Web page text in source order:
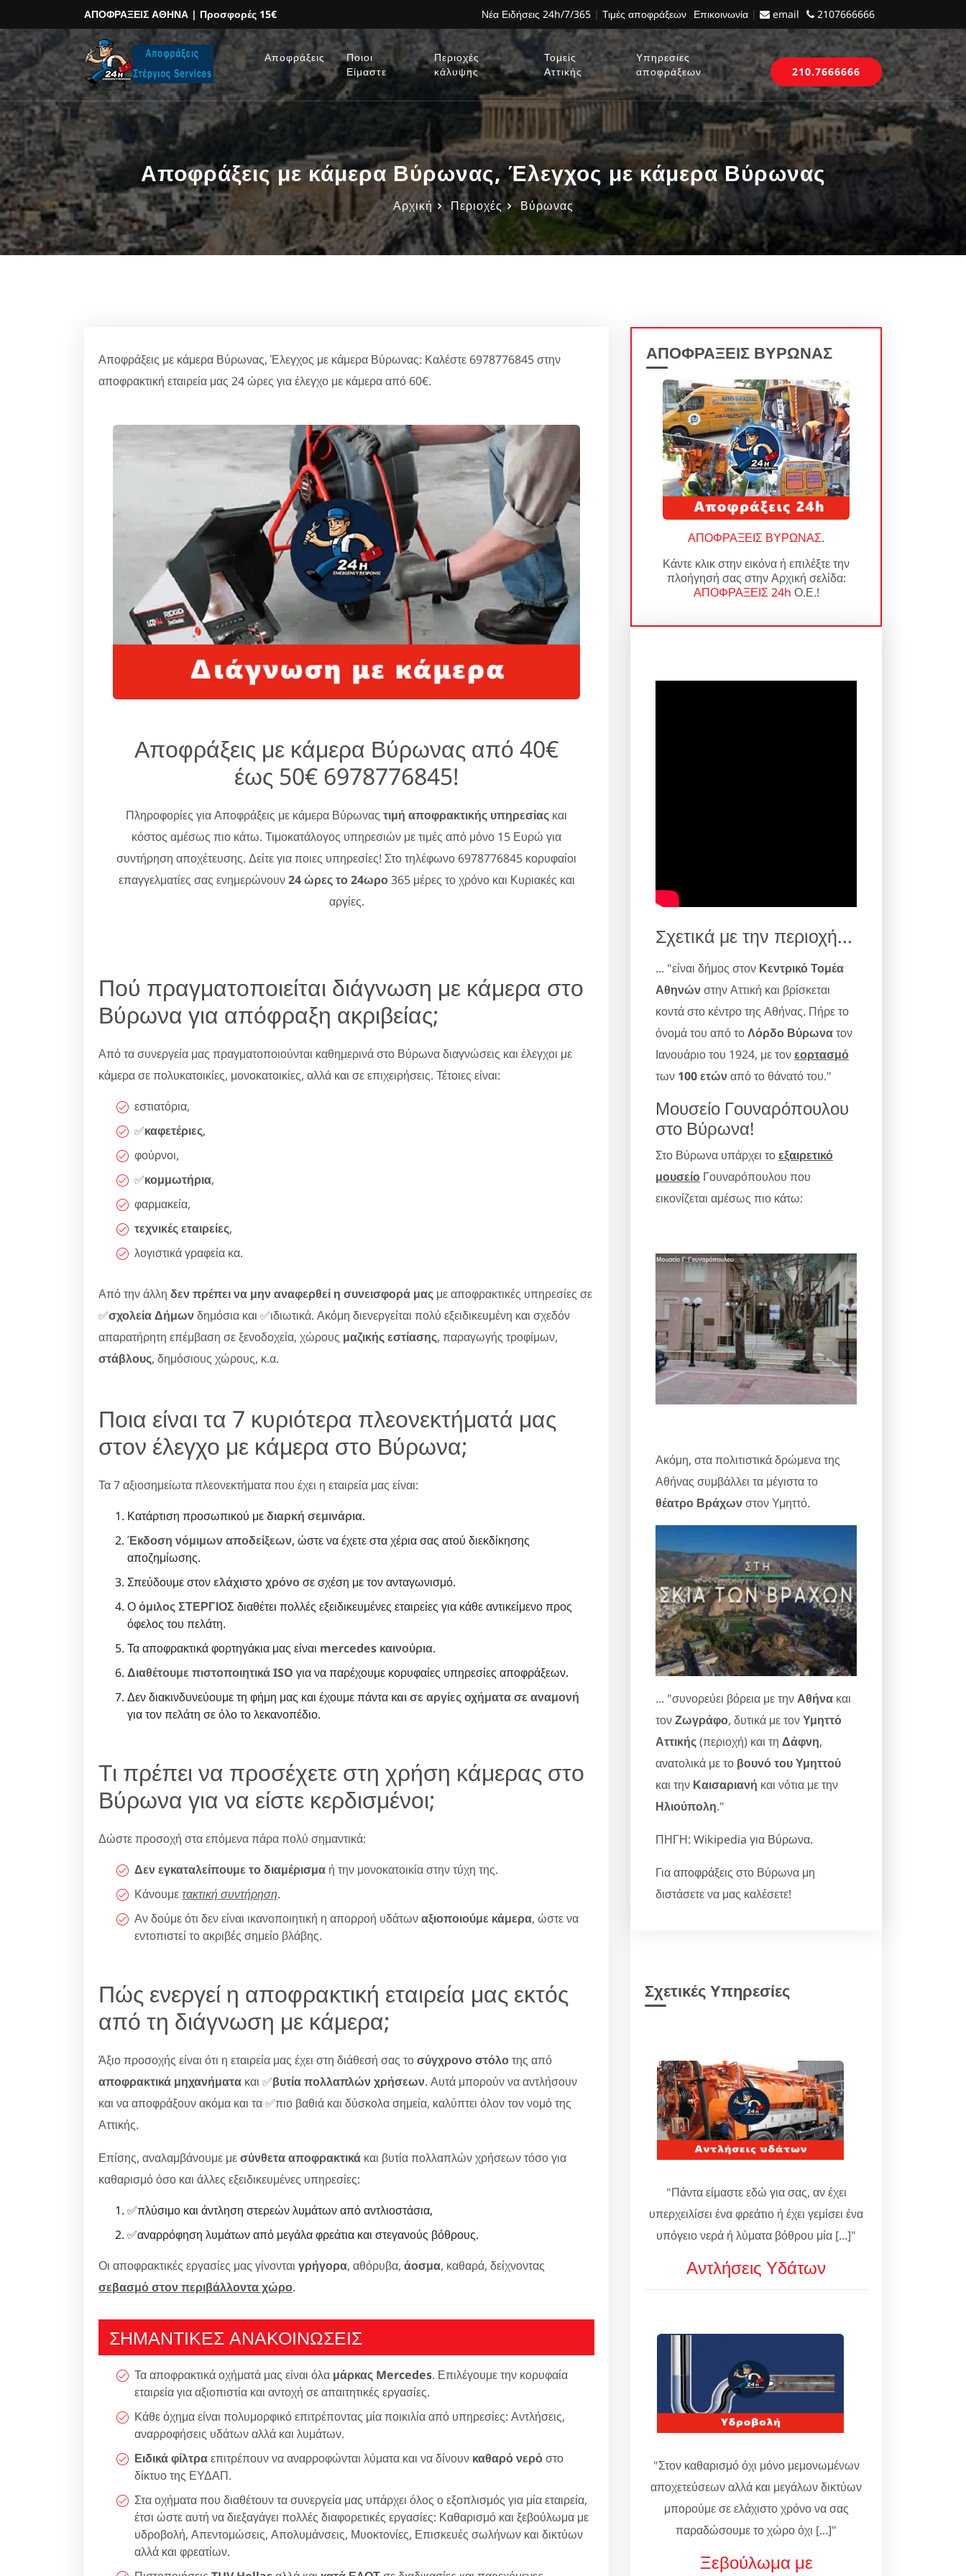
ΑΠΟΦΡΑΞΕΙΣ ΑΘΗΝΑ | Προσφορές 15€ Νέα Ειδήσεις 24h/7/365 | Τιμές αποφράξεων Επικοινωνία | email 2107666666
Αποφράξεις
Ποιοι
Είμαστε
Περιοχές
κάλυψης
Τομείς
Αττικής
Υπηρεσίες
αποφράξεων
210.7666666
Αποφράξεις με κάμερα Βύρωνας, Έλεγχος με κάμερα Βύρωνας
Αρχική Περιοχές Βύρωνας
Αποφράξεις με κάμερα Βύρωνας, Έλεγχος με κάμερα Βύρωνας: Καλέστε 6978776845 στην
αποφρακτική εταιρεία μας 24 ώρες για έλεγχο με κάμερα από 60€.
Αποφράξεις με κάμερα Βύρωνας από 40€
έως 50€ 6978776845!
Πληροφορίες για Αποφράξεις με κάμερα Βύρωνας τιμή αποφρακτικής υπηρεσίας και
κόστος αμέσως πιο κάτω. Τιμοκατάλογος υπηρεσιών με τιμές από μόνο 15 Ευρώ για
συντήρηση αποχέτευσης. Δείτε για ποιες υπηρεσίες! Στο τηλέφωνο 6978776845 κορυφαίοι
επαγγελματίες σας ενημερώνουν24 ώρες το 24ωρο365 μέρες το χρόνο και Κυριακές και
αργίες.
Πού πραγματοποιείται διάγνωση με κάμερα στο
Βύρωνα για απόφραξη ακριβείας;
Από τα συνεργεία μας πραγματοποιούνται καθημερινά στο Βύρωνα διαγνώσεις και έλεγχοι με
κάμερα σε πολυκατοικίες, μονοκατοικίες, αλλά και σε επιχειρήσεις. Τέτοιες είναι:
εστιατόρια,
✅καφετέριες,
φούρνοι,
✅κομμωτήρια,
φαρμακεία,
τεχνικές εταιρείες,
λογιστικά γραφεία κα.
Από την άλλη δεν πρέπει να μην αναφερθεί η συνεισφορά μας με αποφρακτικές υπηρεσίες σε
✅σχολεία Δήμωνδημόσια και ✅ιδιωτικά. Ακόμη διενεργείται πολύ εξειδικευμένη και σχεδόν
απαρατήρητη επέμβαση σε ξενοδοχεία, χώρους μαζικής εστίασης, παραγωγής τροφίμων,
στάβλους, δημόσιους χώρους, κ.α.
Ποια είναι τα 7 κυριότερα πλεονεκτήματά μας
στον έλεγχο με κάμερα στο Βύρωνα;
Τα 7 αξιοσημείωτα πλεονεκτήματα που έχει η εταιρεία μας είναι:
Κατάρτιση προσωπικού μεδιαρκή σεμινάρια.
Έκδοση νόμιμων αποδείξεων, ώστε να έχετε στα χέρια σας ατού διεκδίκησης
αποζημίωσης.
Σπεύδουμε στονελάχιστο χρόνοσε σχέση με τον ανταγωνισμό.
Οόμιλος ΣΤΕΡΓΙΟΣ διαθέτει πολλές εξειδικευμένες εταιρείες για κάθε αντικείμενο προς
όφελος του πελάτη.
Τα αποφρακτικά φορτηγάκια μας είναι mercedes καινούρια.
Διαθέτουμε πιστοποιητικά ISO για να παρέχουμε κορυφαίες υπηρεσίες αποφράξεων.
Δεν διακινδυνεύουμε τη φήμη μας και έχουμε πάντα και σε αργίες οχήματα σε αναμονή
για τον πελάτη σε όλο το λεκανοπέδιο.
Τι πρέπει να προσέχετε στη χρήση κάμερας στο
Βύρωνα για να είστε κερδισμένοι;
Δώστε προσοχή στα επόμενα πάρα πολύ σημαντικά:
Δεν εγκαταλείπουμε το διαμέρισμα ή την μονοκατοικία στην τύχη της.
Κάνουμετακτική συντήρηση.
Αν δούμε ότι δεν είναι ικανοποιητική η απορροή υδάτωναξιοποιούμε κάμερα, ώστε να
εντοπιστεί το ακριβές σημείο βλάβης.
Πώς ενεργεί η αποφρακτική εταιρεία μας εκτός
από τη διάγνωση με κάμερα;
Άξιο προσοχής είναι ότι η εταιρεία μας έχει στη διάθεσή σας τοσύγχρονο στόλοτης από
αποφρακτικά μηχανήματα και ✅βυτία πολλαπλών χρήσεων. Αυτά μπορούν να αντλήσουν
και να αποφράξουν ακόμα και τα ✅πιο βαθιά και δύσκολα σημεία, καλύπτει όλον τον νομό της
Αττικής.
Επίσης, αναλαμβάνουμε μεσύνθετα αποφρακτικά και βυτία πολλαπλών χρήσεων τόσο για
καθαρισμό όσο και άλλες εξειδικευμένες υπηρεσίες:
✅πλύσιμο και άντληση στερεών λυμάτων από αντλιοστάσια,
✅αναρρόφηση λυμάτων από μεγάλα φρεάτια και στεγανούς βόθρους.
Οι αποφρακτικές εργασίες μας γίνονται γρήγορα, αθόρυβα, άοσμα, καθαρά, δείχνοντας
σεβασμό στον περιβάλλοντα χώρο.
ΣΗΜΑΝΤΙΚΕΣ ΑΝΑΚΟΙΝΩΣΕΙΣ
Τα αποφρακτικά οχήματά μας είναι όλα μάρκας Mercedes. Επιλέγουμε την κορυφαία
εταιρεία για αξιοπιστία και αντοχή σε απαιτητικές εργασίες.
Κάθε όχημα είναι πολυμορφικό επιτρέποντας μία ποικιλία από υπηρεσίες: Αντλήσεις,
αναρροφήσεις υδάτων αλλά και λυμάτων.
Ειδικά φίλτραεπιτρέπουν να αναρροφώνται λύματα και να δίνουν καθαρό νερόστο
δίκτυο της ΕΥΔΑΠ.
Στα οχήματα που διαθέτουν τα συνεργεία μας υπάρχει όλος ο εξοπλισμός για μία εταιρεία,
έτσι ώστε αυτή να διεξαγάγει πολλές διαφορετικές εργασίες: Καθαρισμό και ξεβούλωμα με
υδροβολή, Απεντομώσεις, Απολυμάνσεις, Μυοκτονίες, Επισκευές σωλήνων και δικτύων
αλλά και φρεατίων.
ΑΠΟΦΡΑΞΕΙΣ ΒΥΡΩΝΑΣ
ΑΠΟΦΡΑΞΕΙΣ ΒΥΡΩΝΑΣ.
Κάντε κλικ στην εικόνα ή επιλέξτε την
πλοήγησή σας στην Αρχική σελίδα:
ΑΠΟΦΡΑΞΕΙΣ 24h Ο.Ε.!
Σχετικά με την περιοχή...
... "είναι δήμος στον Κεντρικό Τομέα
Αθηνώνστην Αττική και βρίσκεται
κοντά στο κέντρο της Αθήνας. Πήρε το
όνομά του από τοΛόρδο Βύρωνατον
Ιανουάριο του 1924, με τονεορτασμό
των 100 ετώναπό το θάνατό του."
Μουσείο Γουναρόπουλου
στο Βύρωνα!
Στο Βύρωνα υπάρχει τοεξαιρετικό
μουσείο Γουναρόπουλου που
εικονίζεται αμέσως πιο κάτω:
Ακόμη, στα πολιτιστικά δρώμενα της
Αθήνας συμβάλλει τα μέγιστα το
θέατρο Βράχωνστον Υμηττό.
... "συνορεύει βόρεια με τηνΑθήνα και
τονΖωγράφο, δυτικά με τονΥμηττό
Αττικής(περιοχή) και τη Δάφνη,
ανατολικά με το βουνό του Υμηττού
και την Καισαριανή και νότια με την
Ηλιούπολη."
ΠΗΓΗ: Wikipedia για Βύρωνα.
Γιααποφράξεις στο Βύρωνα μη
διστάσετε να μας καλέσετε!
Σχετικές Υπηρεσίες
"Πάντα είμαστε εδώ για σας, αν έχει
υπερχειλίσει ένα φρεάτιο ή έχει γεμίσει ένα
υπόγειο νερά ή λύματα βόθρου μία [...]"
Αντλήσεις Υδάτων
"Στον καθαρισμό όχι μόνο μεμονωμένων
αποχετεύσεων αλλά και μεγάλων δικτύων
μπορούμε σε ελάχιστο χρόνο να σας
παραδώσουμε το χώρο όχι [...]"
Ξεβούλωμα με